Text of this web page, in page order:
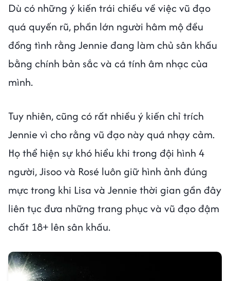
Dù có những ý kiến trái chiều về việc vũ đạo
quá quyến rũ, phần lớn người hâm mộ đều
đồng tình rằng Jennie đang làm chủ sân khấu
bằng chính bản sắc và cá tính âm nhạc của
mình.
Tuy nhiên, cũng có rất nhiều ý kiến chỉ trích
Jennie vì cho rằng vũ đạo này quá nhạy cảm.
Họ thể hiện sự khó hiểu khi trong đội hình 4
người, Jisoo và Rosé luôn giữ hình ảnh đúng
mực trong khi Lisa và Jennie thời gian gần đây
liên tục đưa những trang phục và vũ đạo đậm
chất 18+ lên sân khấu.